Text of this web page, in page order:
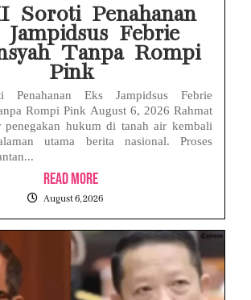
Soroti Penahanan
Jampidsus Febrie
Tanpa Rompi
Pink
Penahanan Eks Jampidsus Febrie
Rompi Pink August 6, 2026 Rahmat
penegakan hukum di tanah air kembali
utama berita nasional. Proses
Read More
August 6, 2026